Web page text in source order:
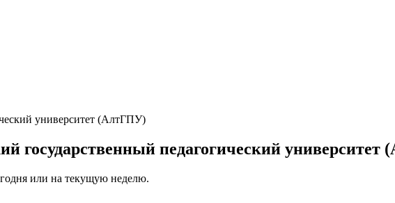
государственный педагогический
или на текущую неделю.